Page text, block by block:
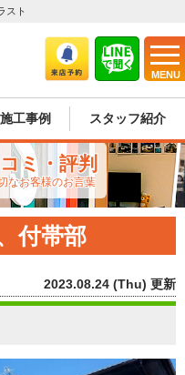
MENU
スト
施工事例 スタッフ紹介
ミ・評判
なお客様のお言葉
付帯部
2023.08.24 (Thu) 更新